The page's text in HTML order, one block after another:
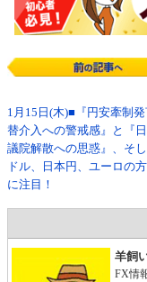
1月15日(木)■『円安牽制
替介入への警戒感』と『
議院解散への思惑』、そ
ドル、日本円、ユーロの方
に注目！
羊飼
FX情